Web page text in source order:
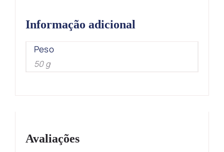
Informação adicional
Peso
50 g
Avaliações